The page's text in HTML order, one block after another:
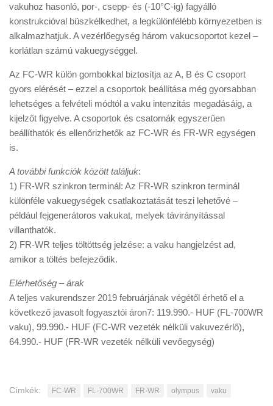
vakuhoz hasonló, por-, csepp- és (-10°C-ig) fagyálló
konstrukcióval büszkélkedhet, a legkülönfélébb környezetben is
alkalmazhatjuk. A vezérlőegység három vakucsoportot kezel –
korlátlan számú vakuegységgel.
Az FC-WR külön gombokkal biztosítja az A, B és C csoport
gyors elérését – ezzel a csoportok beállítása még gyorsabban
lehetséges a felvételi módtól a vaku intenzitás megadásáig, a
kijelzőt figyelve. A csoportok és csatornák egyszerűen
beállíthatók és ellenőrizhetők az FC-WR és FR-WR egységen
is.
A további funkciók között találjuk:
1) FR-WR szinkron terminál: Az FR-WR szinkron terminál
különféle vakuegységek csatlakoztatását teszi lehetővé –
például fejgenerátoros vakukat, melyek távirányítással
villanthatók.
2) FR-WR teljes töltöttség jelzése: a vaku hangjelzést ad,
amikor a töltés befejeződik.
Elérhetőség – árak
A teljes vakurendszer 2019 februárjának végétől érhető el a
következő javasolt fogyasztói áron7: 119.990.- HUF (FL-700WR
vaku), 99.990.- HUF (FC-WR vezeték nélküli vakuvezérlő),
64.990.- HUF (FR-WR vezeték nélküli vevőegység)
Címkék: FC-WR FL-700WR FR-WR olympus vaku